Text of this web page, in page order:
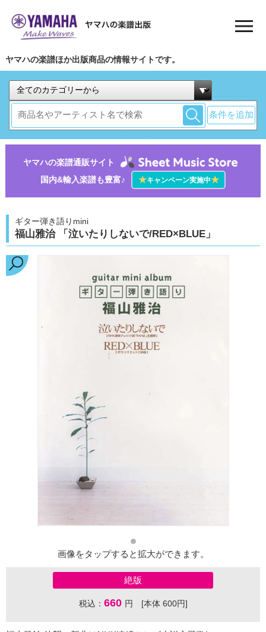
ヤマハの楽譜ほか出版商品の情報サイトです。
条件を追加
ヤマハの楽譜通販サイト
国内&輸入楽譜も豊富♪
★キャンペーン実施中★
ギター弾き語りmini
福山雅治 「泣いたりしないで/RED×BLUE」
画像をタップすると拡大ができます。
絶版
税込： 660 円 [本体 600円]